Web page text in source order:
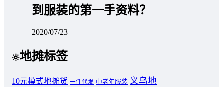
到服装的第一手资料？
2020/07/23
地摊标签
10元模式地摊货 一件代发 中老年服装 义乌地